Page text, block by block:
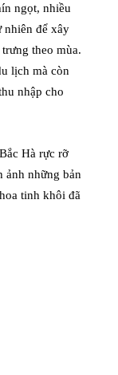
ngọt, nhiều
nhiên để xây
theo mùa.
lịch mà còn
nhập cho
Hà rực rỡ
ảnh những bản
tinh khôi đã